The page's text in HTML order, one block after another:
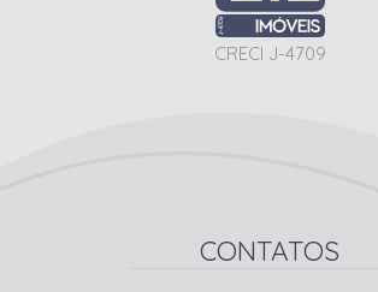
CRECI J-4709
CONTATOS